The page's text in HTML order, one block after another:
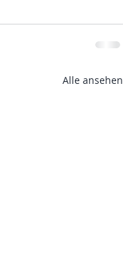
Alle ansehen